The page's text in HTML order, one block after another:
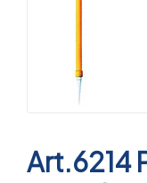
Art.6214